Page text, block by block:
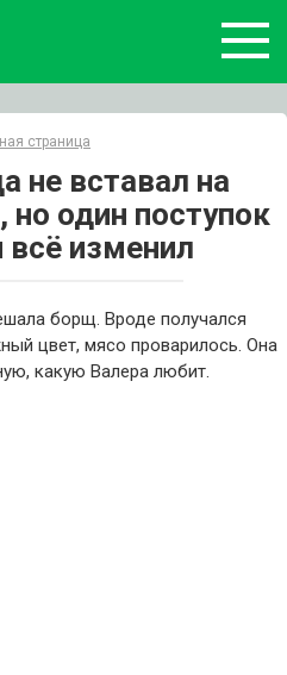
страница
не вставал на
один поступок
всё изменил
борщ. Вроде получался
цвет, мясо проварилось. Она
какую Валера любит.